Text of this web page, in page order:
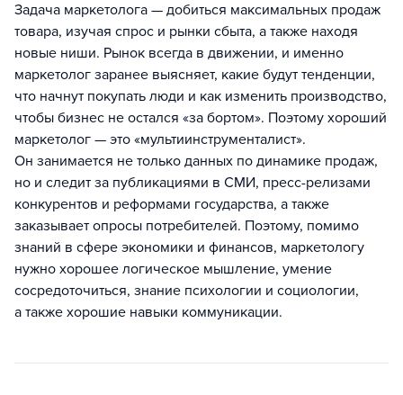
Задача маркетолога — добиться максимальных продаж
товара, изучая спрос и рынки сбыта, а также находя
новые ниши. Рынок всегда в движении, и именно
маркетолог заранее выясняет, какие будут тенденции,
что начнут покупать люди и как изменить производство,
чтобы бизнес не остался «за бортом». Поэтому хороший
маркетолог — это «мультиинструменталист».
Он занимается не только данных по динамике продаж,
но и следит за публикациями в СМИ, пресс-релизами
конкурентов и реформами государства, а также
заказывает опросы потребителей. Поэтому, помимо
знаний в сфере экономики и финансов, маркетологу
нужно хорошее логическое мышление, умение
сосредоточиться, знание психологии и социологии,
а также хорошие навыки коммуникации.